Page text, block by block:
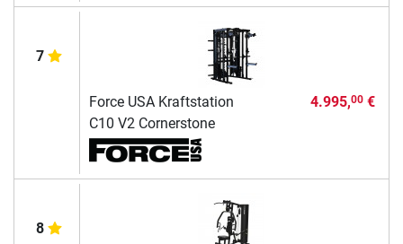
7
Force USA Kraftstation
C10 V2 Cornerstone
4.995,00€
8